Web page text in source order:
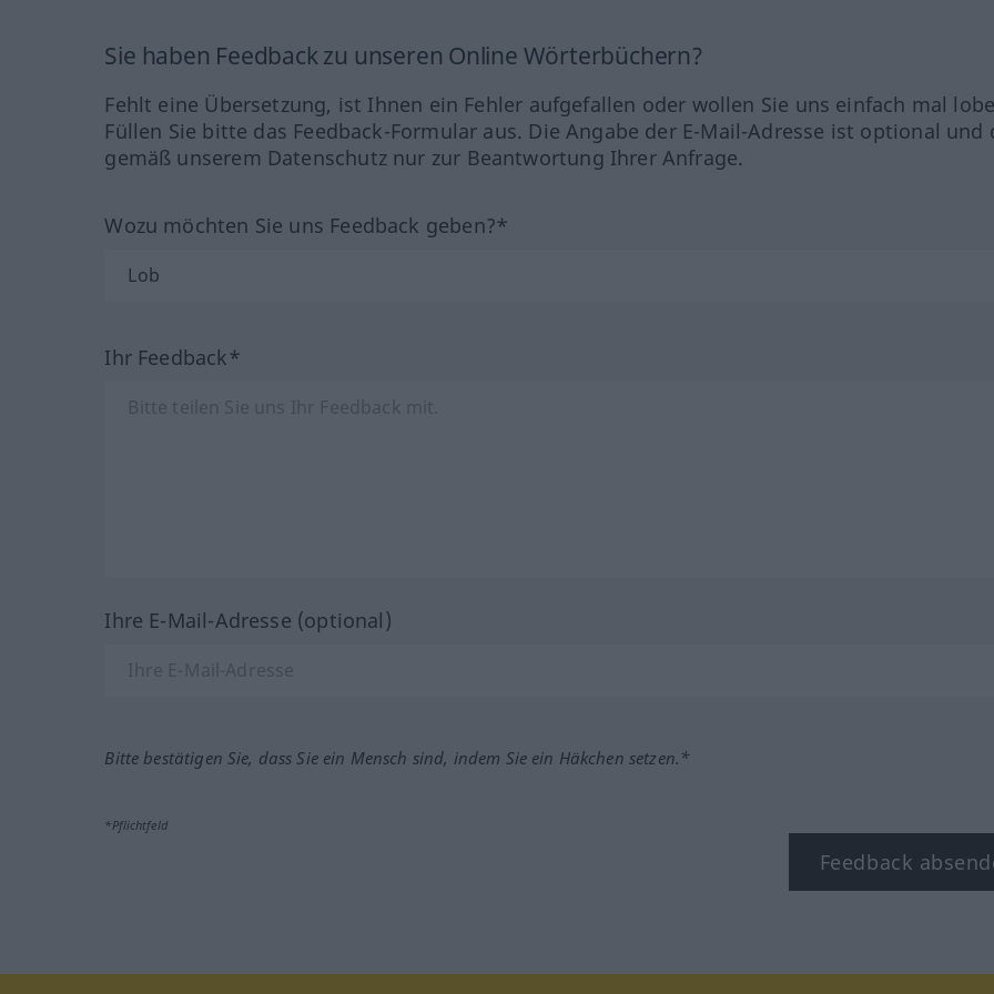
Sie haben Feedback zu unseren Online Wörterbüchern?
Fehlt eine Übersetzung, ist Ihnen ein Fehler aufgefallen oder wollen Sie uns einfach mal
Füllen Sie bitte das Feedback-Formular aus. Die Angabe der E-Mail-Adresse ist optional und
gemäß unserem Datenschutz nur zur Beantwortung Ihrer Anfrage.
Wozu möchten Sie uns Feedback geben?*
Ihr Feedback*
Ihre E-Mail-Adresse (optional)
Bitte bestätigen Sie, dass Sie ein Mensch sind, indem Sie ein Häkchen setzen.*
*Pflichtfeld
Feedback